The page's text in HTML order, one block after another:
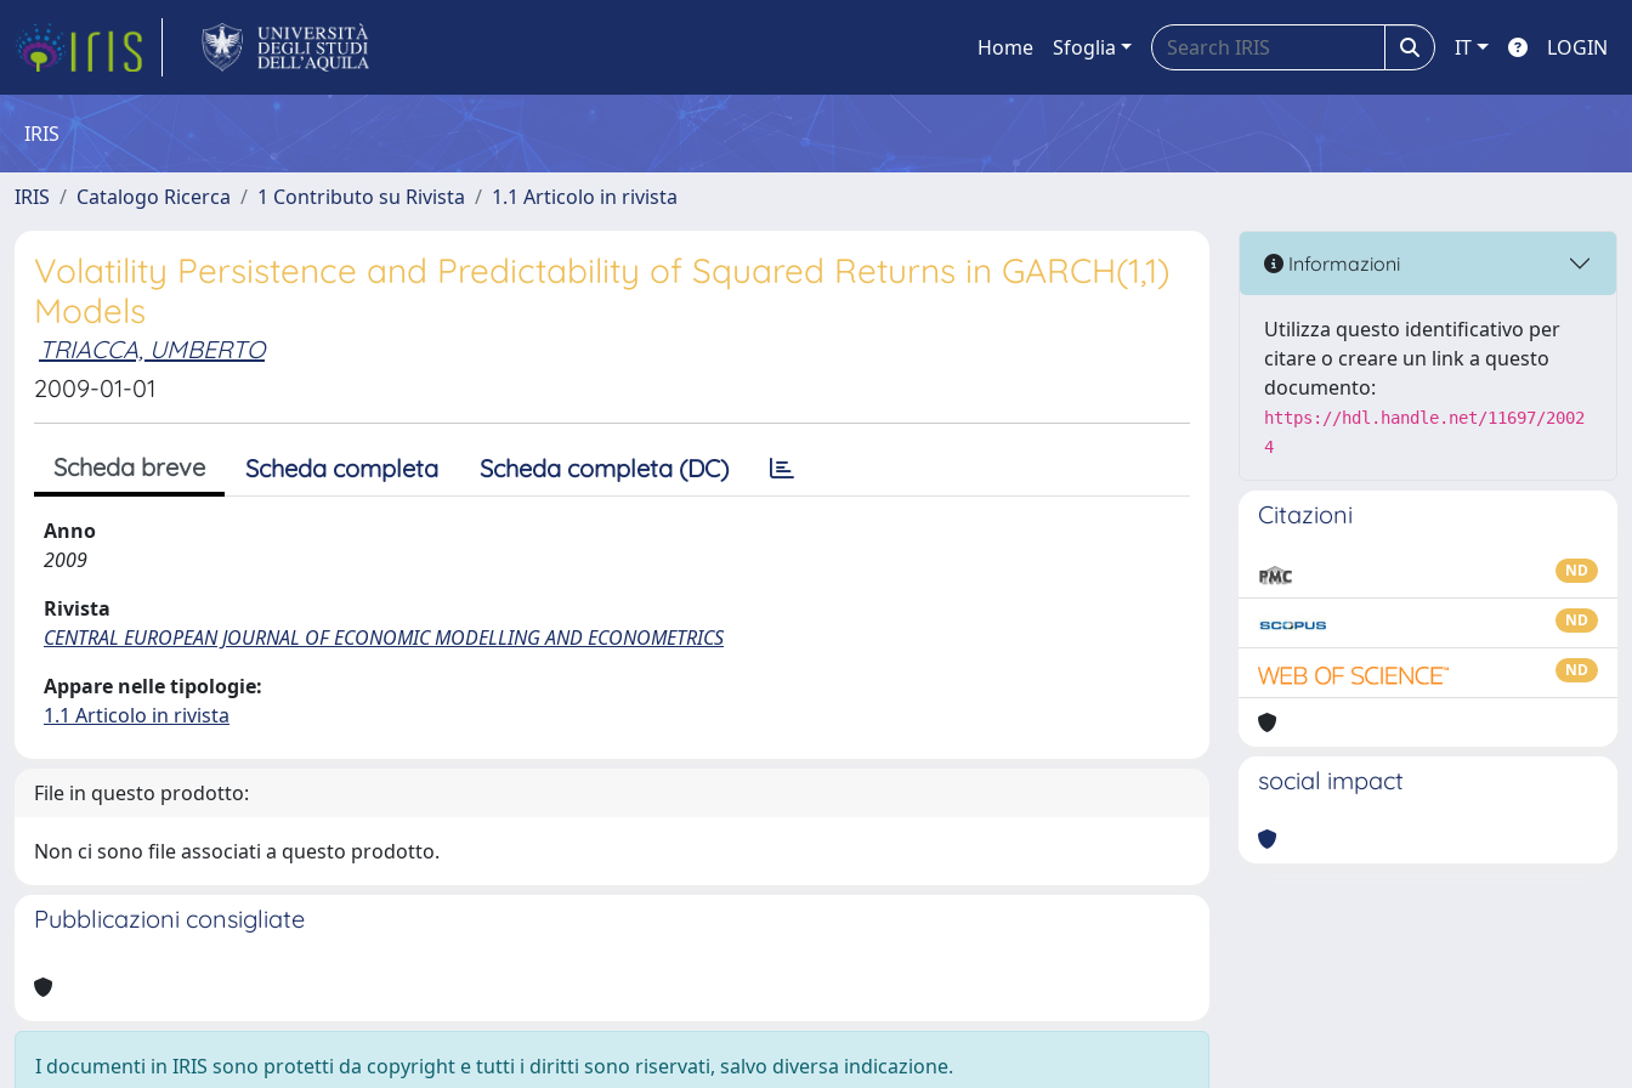
Home Sfoglia IT LOGIN
IRIS
IRIS Catalogo Ricerca 1 Contributo su Rivista 1.1 Articolo in rivista
Volatility Persistence and Predictability of Squared Returns in GARCH(1,1)
Models
TRIACCA, UMBERTO
2009-01-01
Scheda breve Scheda completa Scheda completa (DC)
Anno
2009
Rivista
CENTRAL EUROPEAN JOURNAL OF ECONOMIC MODELLING AND ECONOMETRICS
Appare nelle tipologie:
1.1 Articolo in rivista
File in questo prodotto:
Non ci sono file associati a questo prodotto.
Pubblicazioni consigliate
I documenti in IRIS sono protetti da copyright e tutti i diritti sono riservati, salvo diversa indicazione.
Informazioni
Utilizza questo identificativo per
citare o creare un link a questo
documento:
https://hdl.handle.net/11697/2002
4
Citazioni
ND
ND
ND
social impact